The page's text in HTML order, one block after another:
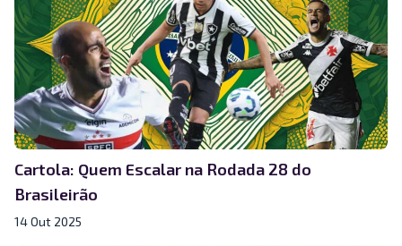
Cartola: Quem Escalar na Rodada 28 do
Brasileirão
14 Out 2025